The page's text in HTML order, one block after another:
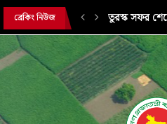
ব্রেকিং নিউজ সরকারি সফরে